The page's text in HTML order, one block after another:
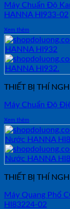
Máy Chuẩn Độ
HANNA HI933-02
Xem thêm
THIẾT BỊ THÍ
Máy Chuẩn Độ
Xem thêm
THIẾT BỊ THÍ
Máy Quang Phổ
HI83224-02